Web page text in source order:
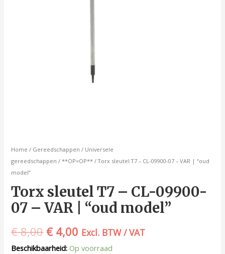
Home / Gereedschappen / Universele
gereedschappen /**OP=OP** / Torx sleutel T7 – CL-09900-07 – VAR | “oud
model”
Torx sleutel T7 – CL-09900-
07 – VAR | “oud model”
€8,00 €4,00 Excl. BTW / VAT
Beschikbaarheid: Op voorraad